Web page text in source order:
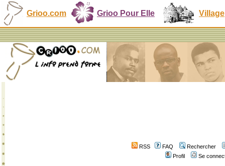
Grioo.com Grioo Pour Elle Village
RSS FAQ
Rechercher
Profil
Se